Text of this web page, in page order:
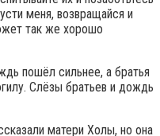
меня, возвращайся и
так же хорошо
пошёл сильнее, а братья
Слёзы братьев и дождь
матери Холы, но она